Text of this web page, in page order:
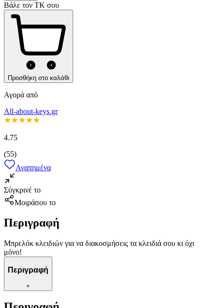
Βάλε τον ΤΚ σου
Προσθήκη στο καλάθι
Αγορά από
All-about-keys.gr
4.75
(55)
Αγαπημένα
Σύγκρινέ το
Μοιράσου το
Περιγραφή
Μπρελόκ κλειδιών για να διακοσμήσεις τα κλειδιά σου κι όχι
μόνο!
Περιγραφή
+